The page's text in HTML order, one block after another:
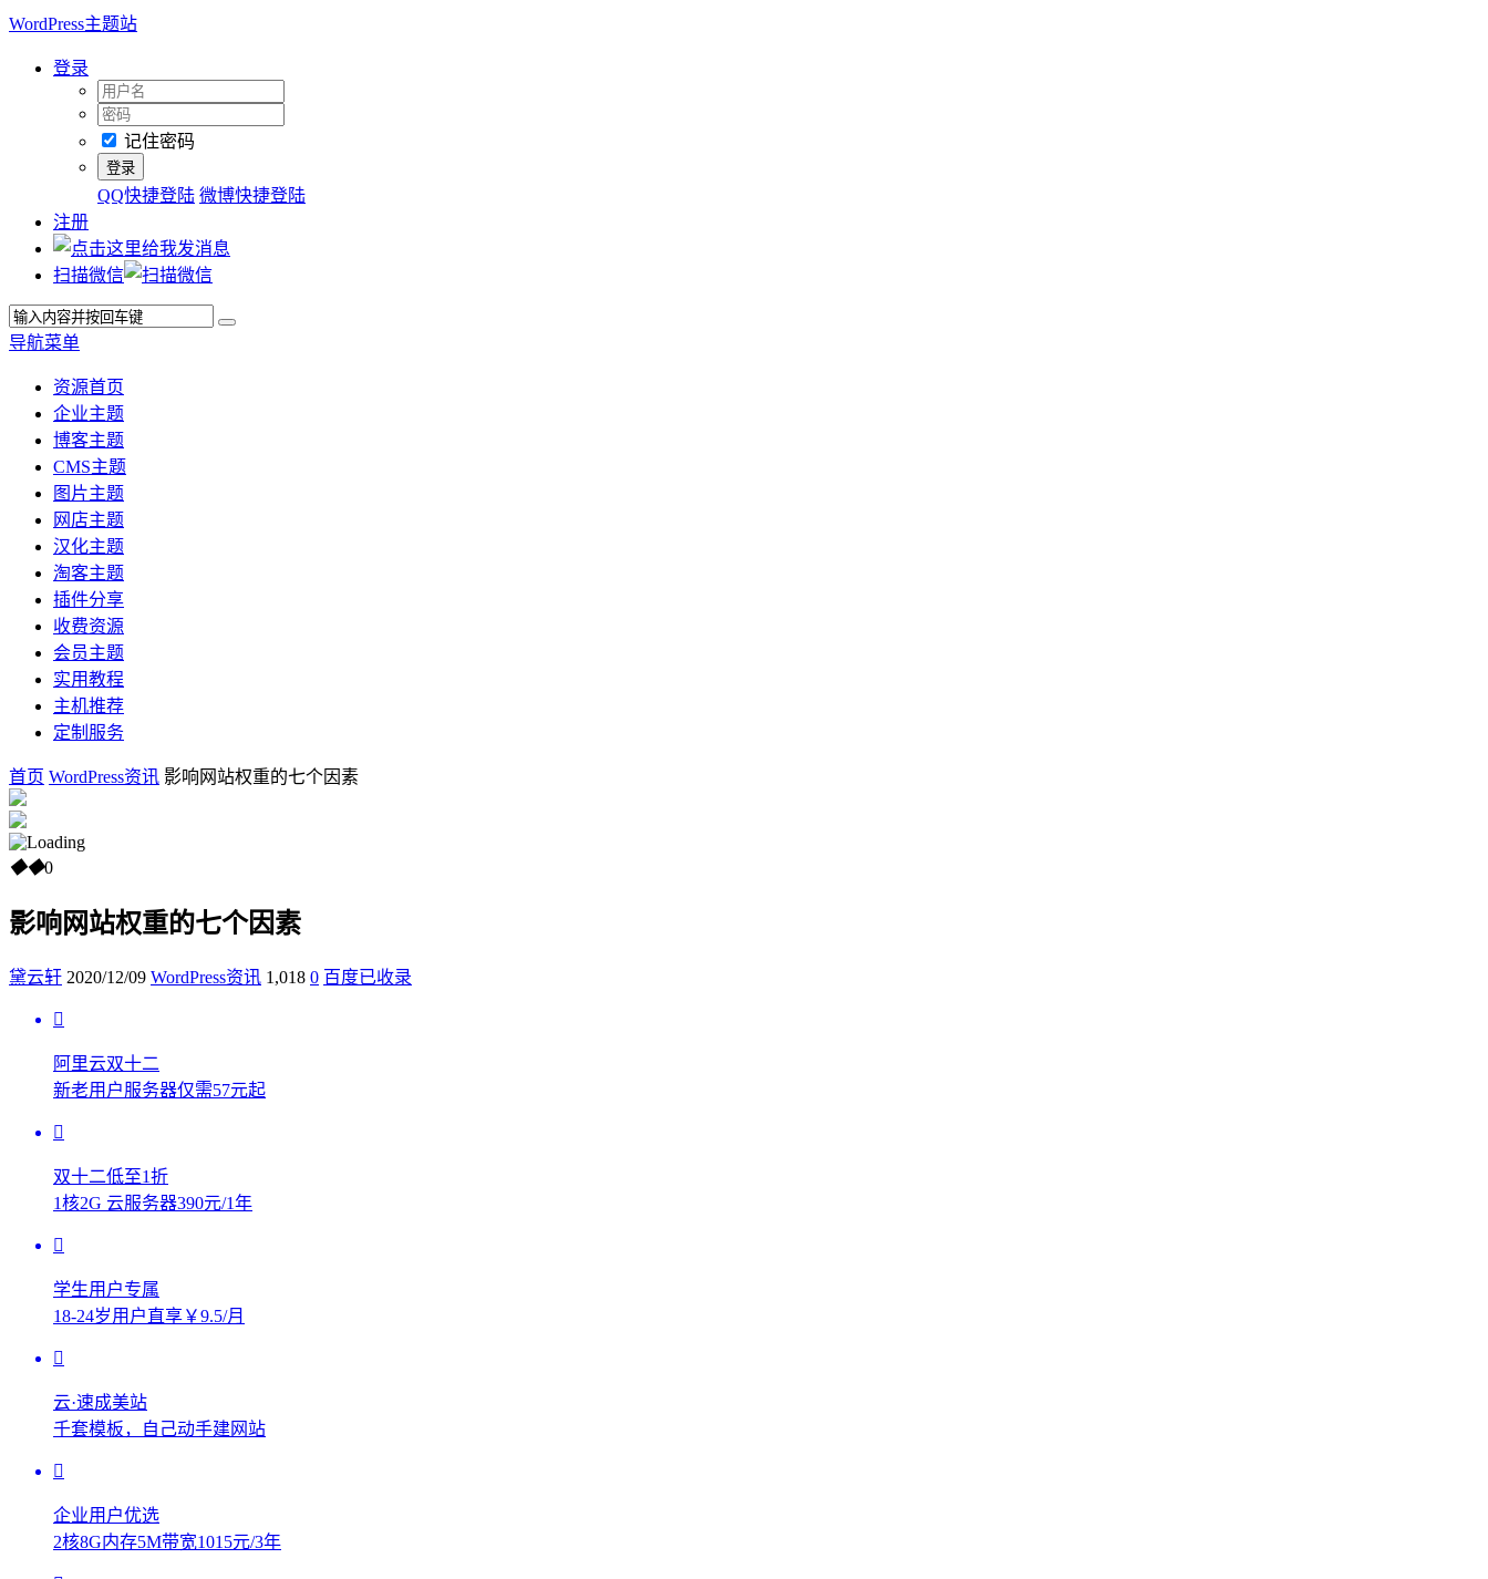
WordPress主题站
登录
记住密码
QQ快捷登陆 微博快捷登陆
注册
扫描微信
导航菜单
资源首页
企业主题
博客主题
CMS主题
图片主题
网店主题
汉化主题
淘客主题
插件分享
收费资源
会员主题
实用教程
主机推荐
定制服务
首页 WordPress资讯 影响网站权重的七个因素
◆◆0
影响网站权重的七个因素
黛云轩 2020/12/09 WordPress资讯 1,018 0 百度已收录
阿里云双十二
新老用户服务器仅需57元起
双十二低至1折
1核2G 云服务器390元/1年
学生用户专属
18-24岁用户直享￥9.5/月
云·速成美站
千套模板，自己动手建网站
企业用户优选
2核8G内存5M带宽1015元/3年